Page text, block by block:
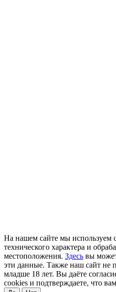
На нашем сайте мы используем
технического характера и
местоположения. Здесь вы
эти данные. Также наш сайт не
младше 18 лет. Вы даёте
cookies и подтверждаете, что